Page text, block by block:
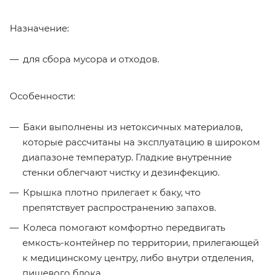
Назначение:
для сбора мусора и отходов.
Особенности:
Баки выполнены из нетоксичных материалов,
которые рассчитаны на эксплуатацию в широком
диапазоне температур. Гладкие внутренние
стенки облегчают чистку и дезинфекцию.
Крышка плотно прилегает к баку, что
препятствует распространению запахов.
Колеса помогают комфортно передвигать
емкость-контейнер по территории, прилегающей
к медицинскому центру, либо внутри отделения,